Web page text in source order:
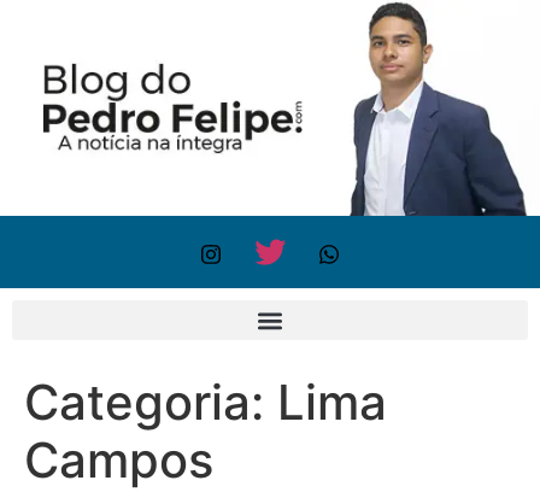
Categoria: Lima
Campos